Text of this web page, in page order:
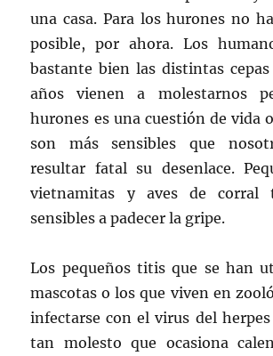
una casa. Para los hurones no
posible, por ahora. Los
bastante bien las distintas
años vienen a molestarnos
hurones es una cuestión de vida
son más sensibles que
resultar fatal su desenlace.
vietnamitas y aves de corral
sensibles a padecer la gripe.
Los pequeños titis que se han
mascotas o los que viven en
infectarse con el virus del
tan molesto que ocasiona